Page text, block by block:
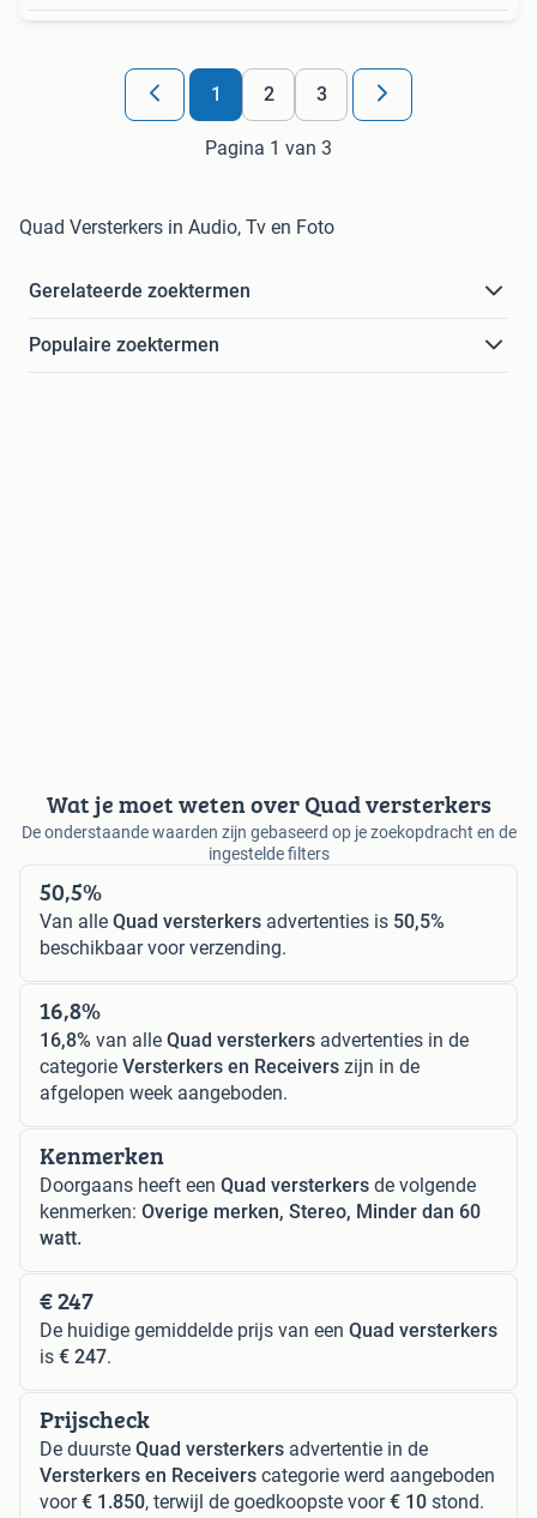
1 2 3
Pagina 1 van 3
Quad Versterkers in Audio, Tv en Foto
Gerelateerde zoektermen
Populaire zoektermen
Wat je moet weten over Quad versterkers
De onderstaande waarden zijn gebaseerd op je zoekopdracht en de
ingestelde filters
50,5%
Van alle Quad versterkers advertenties is 50,5%
beschikbaar voor verzending.
16,8%
16,8% van alle Quad versterkers advertenties in de
categorie Versterkers en Receivers zijn in de
afgelopen week aangeboden.
Kenmerken
Doorgaans heeft een Quad versterkers de volgende
kenmerken: Overige merken, Stereo, Minder dan 60
watt.
€ 247
De huidige gemiddelde prijs van een Quad versterkers
is € 247.
Prijscheck
De duurste Quad versterkers advertentie in de
Versterkers en Receivers categorie werd aangeboden
voor€ 1.850, terwijl de goedkoopste voor€ 10 stond.